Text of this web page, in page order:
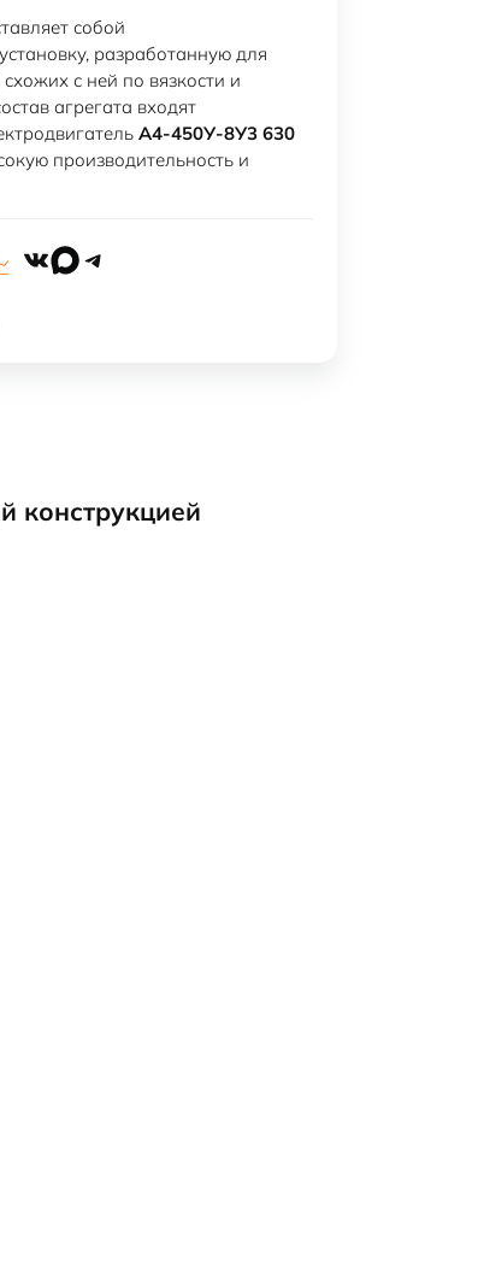
собой
разработанную для
с ней по вязкости и
агрегата входят
А4-450У-8У3 630
производительность и
VKMAXTelegram
конструкцией